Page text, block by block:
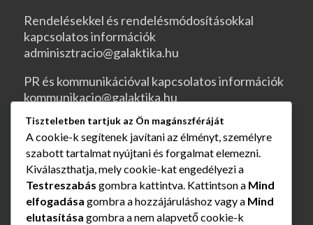
Rendelésekkel és rendelésmódosításokkal
kapcsolatos információk
adminisztracio@galaktika.hu
PR és kommunikációval kapcsolatos információk
kommunikacio@galaktika.hu
JOGI OLDALAK
ÁSZF
Rendelés és szállítás
Adatvédelmi nyilatkozat
Tiszteletben tartjuk az Ön magánszféráját
A cookie-k segítenek javítani az élményt, személyre
szabott tartalmat nyújtani és forgalmat elemezni.
Kiválaszthatja, mely cookie-kat engedélyezi a
Testreszabás gombra kattintva. Kattintson a Mind
elfogadása gombra a hozzájáruláshoz vagy a Mind
elutasítása gombra a nem alapvető cookie-k